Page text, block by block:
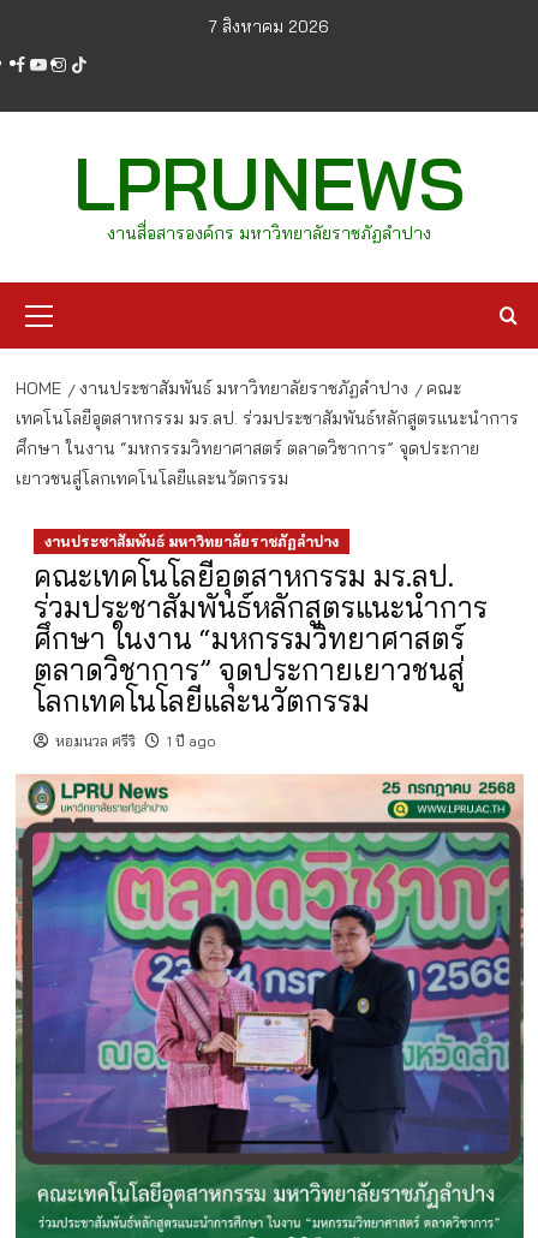
content
7 สิงหาคม 2026
facebook
youtube
instagram
tiktok
LPRUNEWS
งานสื่อสารองค์กร มหาวิทยาลัยราชภัฏลำปาง
Menu
HOME งานประชาสัมพันธ์ มหาวิทยาลัยราชภัฏลำปาง
คณะ
เทคโนโลยีอุตสาหกรรม มร.ลป. ร่วมประชาสัมพันธ์หลักสูตรแนะนำการ
ศึกษา ในงาน “มหกรรมวิทยาศาสตร์ ตลาดวิชาการ” จุดประกาย
เยาวชนสู่โลกเทคโนโลยีและนวัตกรรม
งานประชาสัมพันธ์ มหาวิทยาลัยราชภัฏลำปาง
คณะเทคโนโลยีอุตสาหกรรม มร.ลป.
ร่วมประชาสัมพันธ์หลักสูตรแนะนำการ
ศึกษา ในงาน “มหกรรมวิทยาศาสตร์
ตลาดวิชาการ” จุดประกายเยาวชนสู่
โลกเทคโนโลยีและนวัตกรรม
หอมนวล ศรีริ 1 ปี ago